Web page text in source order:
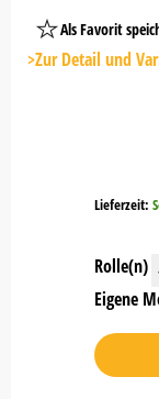
Als Favorit
>Zur Detail und
Lieferzeit:
Rolle(n)
Eigene